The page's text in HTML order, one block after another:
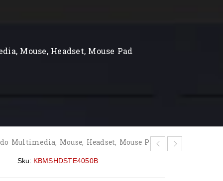
Mouse, Headset, Mouse Pad
Multimedia, Mouse, Headset, Mouse Pad.
Sku: KBMSHDSTE4050B